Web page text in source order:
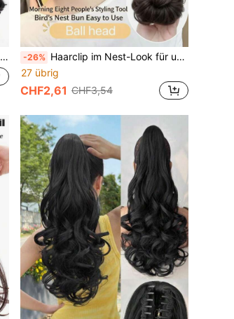
-26% Haarclip im Nest-Look für unordentlichen Dutt, einziehbare wellige lockige Chignon-Haarverlängerung, lässiges Updo-Haarstück als Fake-Dutt-Scrunchie für Damen, für den Alltag, Ponytail-Haargummis, elastische Gummibänder
27 übrig
CHF2,61 CHF3,54